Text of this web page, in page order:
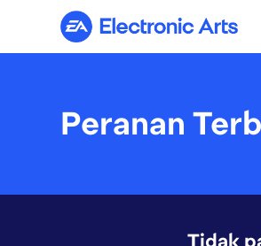
Electronic Arts
Peranan